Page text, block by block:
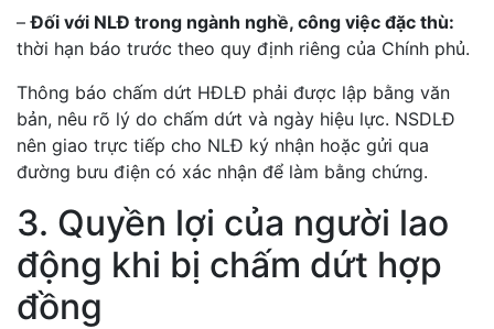
–Đối với NLĐ trong ngành nghề, công việc đặc thù:
thời hạn báo trước theo quy định riêng của Chính phủ.
Thông báo chấm dứt HĐLĐ phải được lập bằng văn
bản, nêu rõ lý do chấm dứt và ngày hiệu lực. NSDLĐ
nên giao trực tiếp cho NLĐ ký nhận hoặc gửi qua
đường bưu điện có xác nhận để làm bằng chứng.
3. Quyền lợi của người lao
động khi bị chấm dứt hợp
đồng